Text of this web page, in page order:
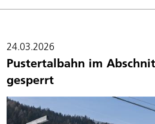
24.03.2026
Pustertalbahn im
gesperrt